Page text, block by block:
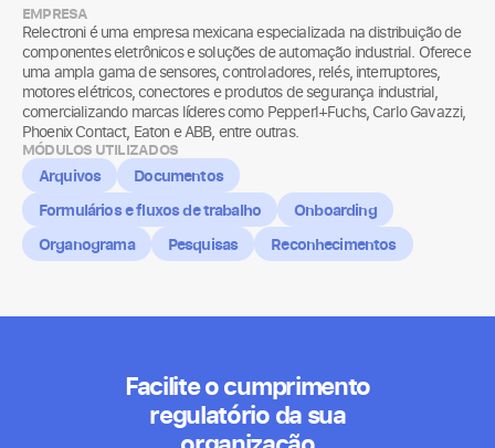
EMPRESA
Relectroni é uma empresa mexicana especializada na distribuição de
componentes eletrônicos e soluções de automação industrial. Oferece
uma ampla gama de sensores, controladores, relés, interruptores,
motores elétricos, conectores e produtos de segurança industrial,
comercializando marcas líderes como Pepperl+Fuchs, Carlo Gavazzi,
Phoenix Contact, Eaton e ABB, entre outras.
MÓDULOS UTILIZADOS
Arquivos
Documentos
Formulários e fluxos de trabalho
Onboarding
Organograma
Pesquisas Reconhecimentos
Facilite o cumprimento
regulatório da sua